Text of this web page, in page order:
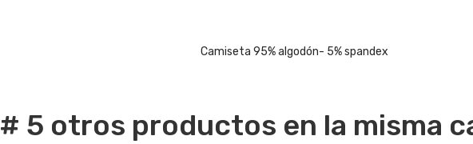
Camiseta 95% algodón- 5% spandex
# 5 otros productos en la misma